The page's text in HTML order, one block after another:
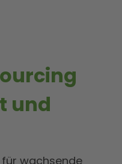
und
wachsende